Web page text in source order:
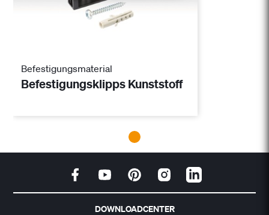
Befestigungsmaterial
Befestigungsklipps Kunststoff
DOWNLOADCENTER